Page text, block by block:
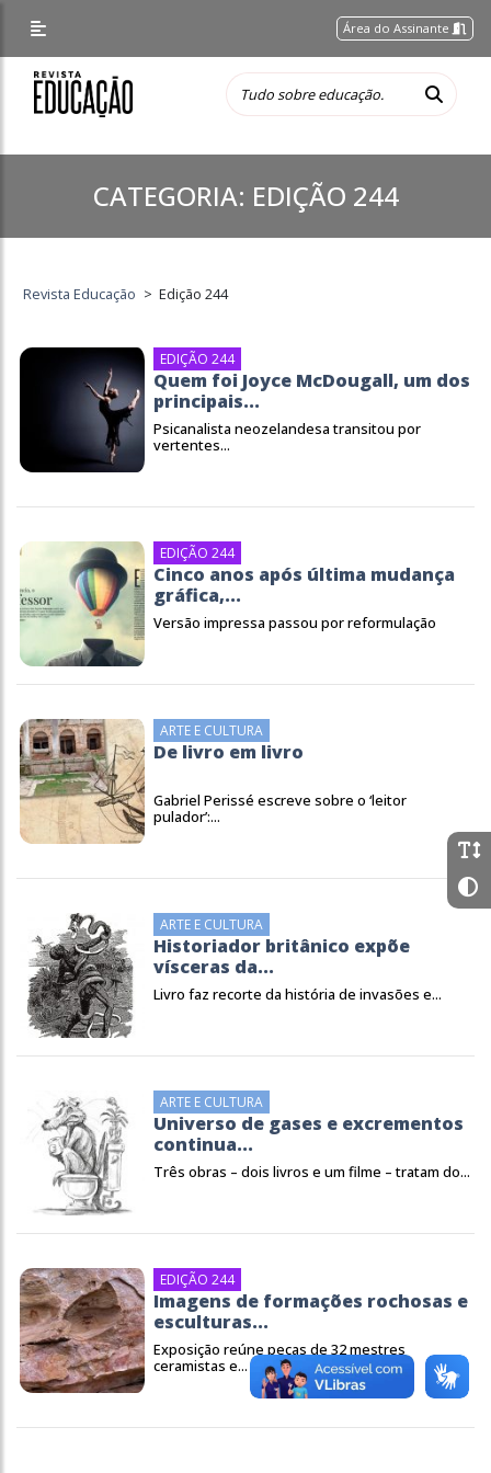
Área do Assinante
CATEGORIA: EDIÇÃO 244
Revista Educação > Edição 244
EDIÇÃO 244
Quem foi Joyce McDougall, um dos
principais...
Psicanalista neozelandesa transitou por
vertentes...
EDIÇÃO 244
Cinco anos após última mudança
gráfica,...
Versão impressa passou por reformulação
ARTE E CULTURA
De livro em livro
Gabriel Perissé escreve sobre o ‘leitor
pulador’:...
ARTE E CULTURA
Historiador britânico expõe
vísceras da...
Livro faz recorte da história de invasões e...
ARTE E CULTURA
Universo de gases e excrementos
continua...
Três obras – dois livros e um filme – tratam do...
EDIÇÃO 244
Imagens de formações rochosas e
esculturas...
Exposição reúne peças de 32 mestres
ceramistas e...